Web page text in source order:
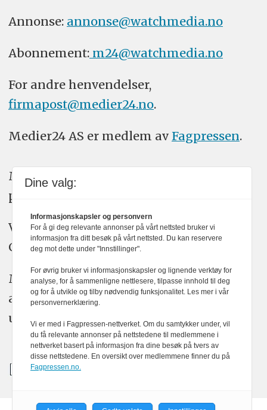
Annonse: annonse@watchmedia.no
Abonnement:m24@watchmedia.no
For andre henvendelser,
firmapost@medier24.no.
Medier24 AS er medlem av Fagpressen.
Medier24 arbeider etter Vær Varsom-
plakatens regler for god presseskikk.
Vi bruker KI-verktøy som ChatGPT,
Claude, og Gemini i journalistikken vår.
Medier24s redaksjon har alltid det fulle
ansvar for publisert innhold, med eller
uten bruk av kunstig intelligens.
Dine valg:
Informasjonskapsler og personvern
For å gi deg relevante annonser på vårt nettsted bruker vi
informasjon fra ditt besøk på vårt nettsted. Du kan reservere
deg mot dette under "Innstillinger".
For øvrig bruker vi informasjonskapsler og lignende verktøy for
analyse, for å sammenligne nettlesere, tilpasse innhold til deg
og for å utvikle og tilby nødvendig funksjonalitet. Les mer i vår
personvernerklæring.
Vi er med i Fagpressen-nettverket. Om du samtykker under, vil
du få relevante annonser på nettstedene til medlemmene i
nettverket basert på informasjon fra dine besøk på tvers av
disse nettstedene. En oversikt over medlemmene finner du på
Fagpressen.no.